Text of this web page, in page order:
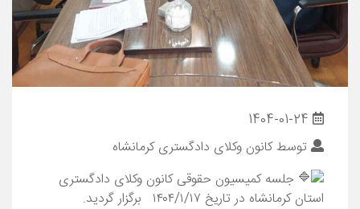
توسطکانون وکلای دادگستری کرمانشاه
جلسه کمیسیون حقوقی کانون وکلای دادگستری
استان کرمانشاه در تاریخ ۱۴۰۴/۱/۱۷ برگزار گردید.